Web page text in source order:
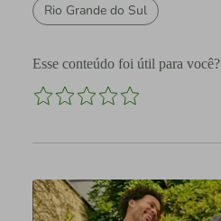
Rio Grande do Sul
Esse conteúdo foi útil para você?